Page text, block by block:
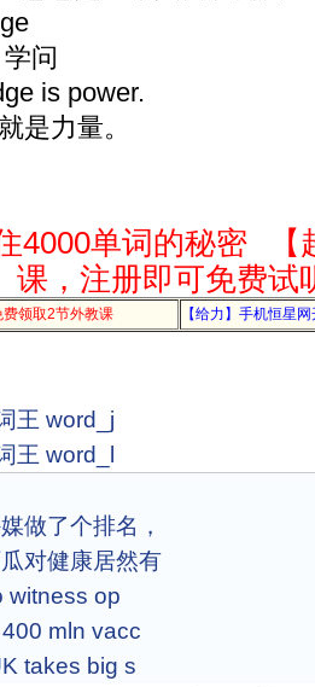
问
is power.
是力量。
4000单词的秘密
课，注册即可免费试
费领取2节外教课 【给力】手机恒星
王 word_j
王 word_l
做了个排名，
对健康居然有
witness op
mln vacc
takes big s